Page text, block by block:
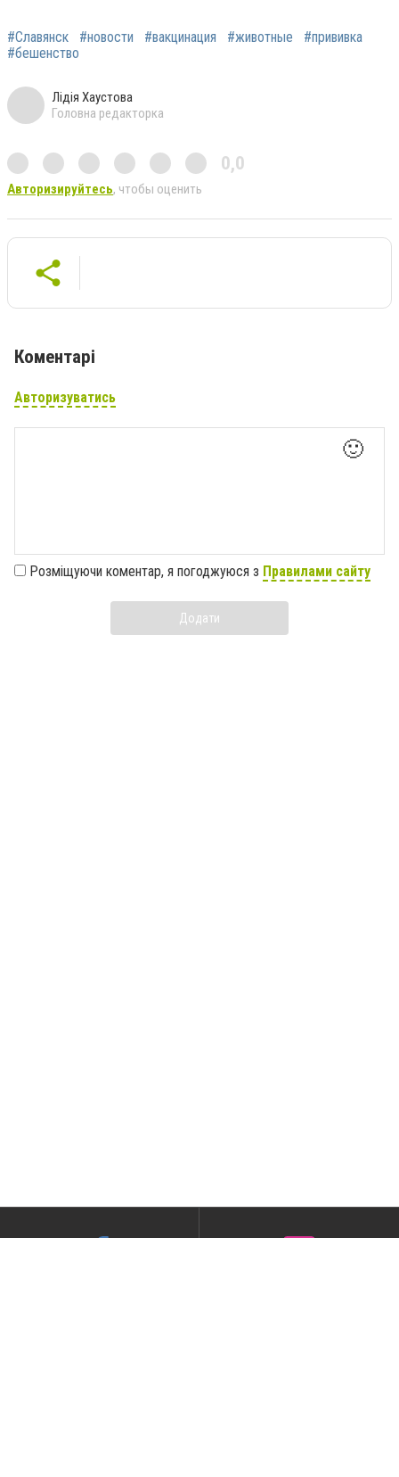
#Славянск #новости #вакцинация #животные
#прививка
#бешенство
Лідія Хаустова
Головна редакторка
0,0
Авторизируйтесь, чтобы оценить
Коментарі
Авторизуватись
🙂
Розміщуючи коментар, я погоджуюся з Правилами сайту
Додати